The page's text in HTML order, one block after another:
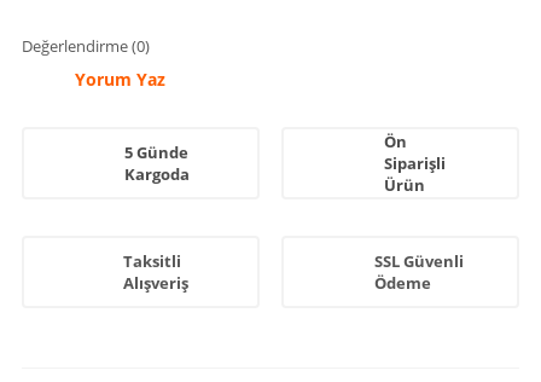
Değerlendirme (0)
Yorum Yaz
5 Günde
Kargoda
Ön
Siparişli
Ürün
Taksitli
Alışveriş
SSL Güvenli
Ödeme